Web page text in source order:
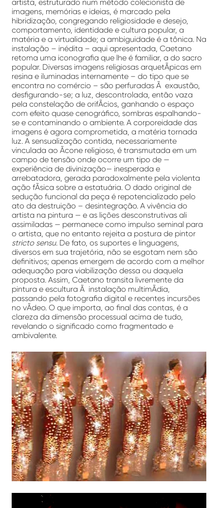
artista, estruturado num método colecionista de
imagens, memórias e ideias, é marcado pela
hibridização, congregando religiosidade e desejo,
comportamento, identidade e cultura popular, a
matéria e a virtualidade; a ambiguidade é a tônica. Na
instalação – inédita – aqui apresentada, Caetano
retoma uma iconografia que lhe é familiar, a do sacro
popular. Diversas imagens religiosas arquetÃ­picas em
resina e iluminadas internamente – do tipo que se
encontra no comércio – são perfuradas Ã exaustão,
desfigurando-se; a luz, descontrolada, então vaza
pela constelação de orifÃ­cios, ganhando o espaço
com efeito quase cenográfico, sombras espalhando-
se e contaminando o ambiente. A corporeidade das
imagens é agora comprometida, a matéria tornada
luz. A sensualização contida, necessariamente
vinculada ao Ã­cone religioso, é transmutada em um
campo de tensão onde ocorre um tipo de —
experiência de divinização— inesperada e
arrebatadora, gerada paradoxalmente pela violenta
ação fÃ­sica sobre a estatuária. O dado original de
sedução funcional da peça é repotencializado pelo
ato da destruição – desintegração. A vivência do
artista na pintura — e as lições desconstrutivas ali
assimiladas — permanece como impulso seminal para
o artista, que no entanto rejeita a postura de pintor
stricto sensu. De fato, os suportes e linguagens,
diversos em sua trajetória, não se esgotam nem são
definitivos; apenas emergem de acordo com a melhor
adequação para viabilização dessa ou daquela
proposta. Assim, Caetano transita livremente da
pintura e escultura Ã instalação multimÃ­dia,
passando pela fotografia digital e recentes incursões
no vÃ­deo. O que importa, ao final das contas, é a
clareza da dimensão processual acima de tudo,
revelando o significado como fragmentado e
ambivalente.